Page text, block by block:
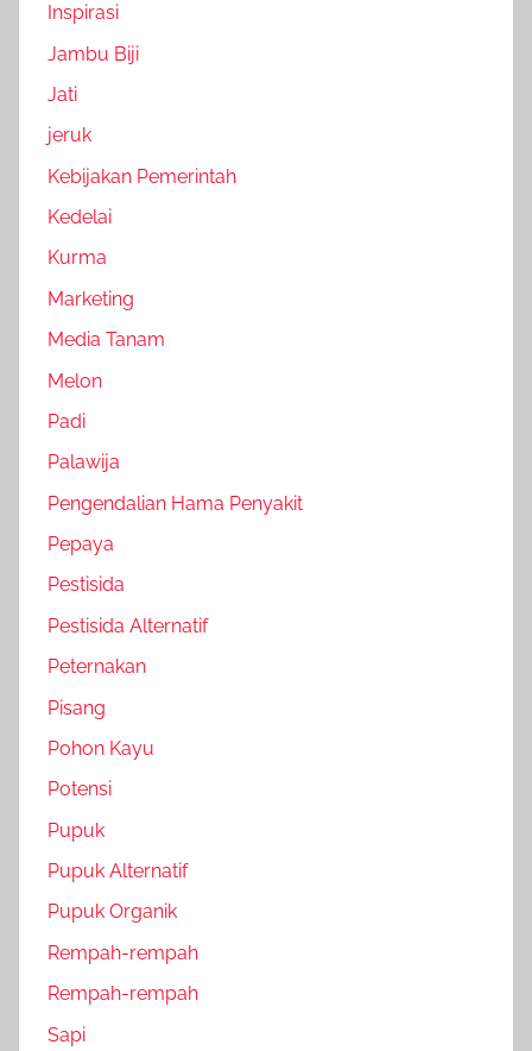
Inspirasi
Jambu Biji
Jati
jeruk
Kebijakan Pemerintah
Kedelai
Kurma
Marketing
Media Tanam
Melon
Padi
Palawija
Pengendalian Hama Penyakit
Pepaya
Pestisida
Pestisida Alternatif
Peternakan
Pisang
Pohon Kayu
Potensi
Pupuk
Pupuk Alternatif
Pupuk Organik
Rempah-rempah
Rempah-rempah
Sapi